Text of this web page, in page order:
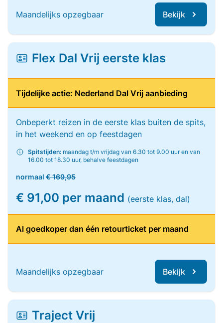
Maandelijks opzegbaar Bekijk
Flex Dal Vrij eerste klas
Tijdelijke actie: Nederland Dal Vrij aanbieding
Onbeperkt reizen in de eerste klas buiten de spits,
in het weekend en op feestdagen
Spitstijden: maandag t/m vrijdag van 6.30 tot 9.00 uur en van
16.00 tot 18.30 uur, behalve feestdagen
normaal € 169,95
€ 91,00 per maand (eerste klas, dal)
Al goedkoper dan één retourticket per maand
Maandelijks opzegbaar Bekijk
Traject Vrij